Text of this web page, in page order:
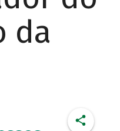
da